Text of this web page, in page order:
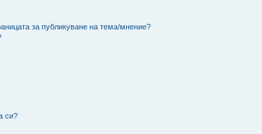
за публикуване на тема/мнение?
си?